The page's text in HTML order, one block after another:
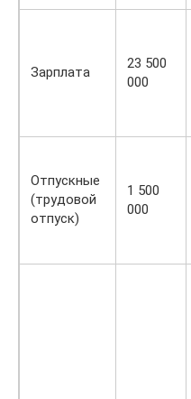
Зарплата
23 500
000
Отпускные
(трудовой
отпуск)
1 500
000